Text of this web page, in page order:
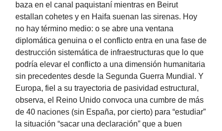
baza en el canal paquistaní mientras en Beirut
estallan cohetes y en Haifa suenan las sirenas. Hoy
no hay término medio: o se abre una ventana
diplomática genuina o el conflicto entra en una fase de
destrucción sistemática de infraestructuras que lo que
podría elevar el conflicto a una dimensión humanitaria
sin precedentes desde la Segunda Guerra Mundial. Y
Europa, fiel a su trayectoria de pasividad estructural,
observa, el Reino Unido convoca una cumbre de más
de 40 naciones (sin España, por cierto) para “estudiar”
la situación “sacar una declaración” que a buen